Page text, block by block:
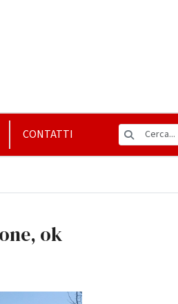
CONTATTI
ok